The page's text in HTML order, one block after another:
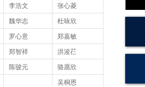
李浩文
张心菱
魏华志
杜咏欣
罗心意
郑嘉敏
郑智祥
洪浚芢
陈骏元
骆愿欣
吴桐恩